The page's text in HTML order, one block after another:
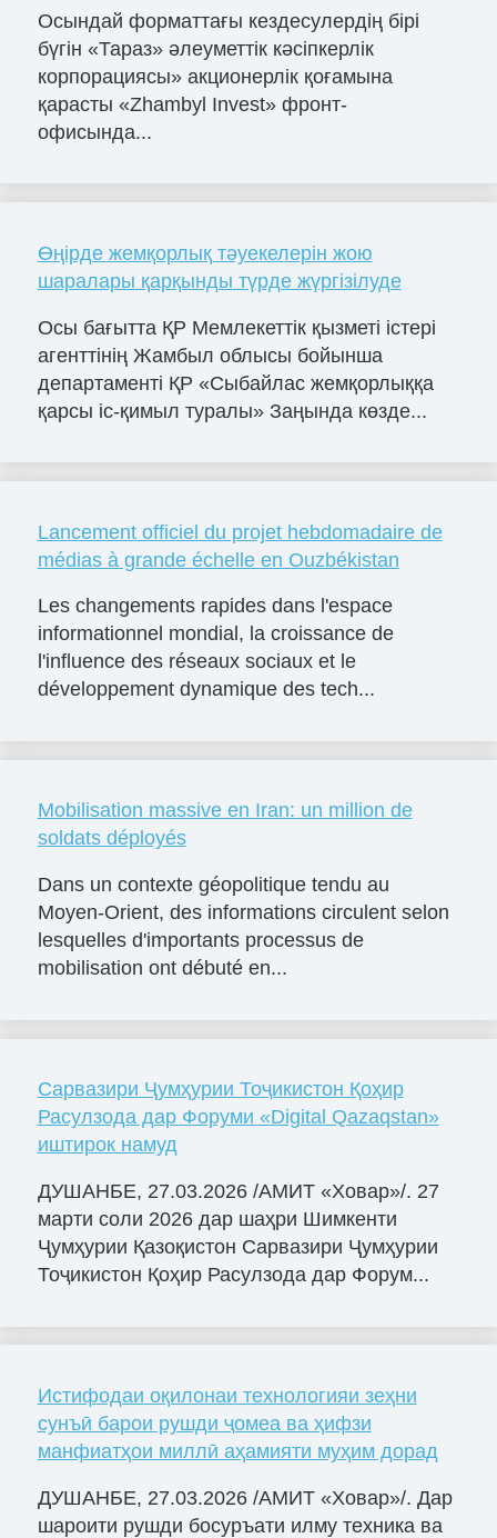
Осындай форматтағы кездесулердің бірі
бүгін «Тараз» әлеуметтік кәсіпкерлік
корпорациясы» акционерлік қоғамына
қарасты «Zhambyl Invest» фронт-
офисында...
Өңірде жемқорлық тәуекелерін жою
шаралары қарқынды түрде жүргізілуде
Осы бағытта ҚР Мемлекеттік қызметі істері
агенттінің Жамбыл облысы бойынша
департаменті ҚР «Сыбайлас жемқорлыққа
қарсы іс-қимыл туралы» Заңында көзде...
Lancement officiel du projet hebdomadaire de
médias à grande échelle en Ouzbékistan
Les changements rapides dans l'espace
informationnel mondial, la croissance de
l'influence des réseaux sociaux et le
développement dynamique des tech...
Mobilisation massive en Iran: un million de
soldats déployés
Dans un contexte géopolitique tendu au
Moyen-Orient, des informations circulent selon
lesquelles d'importants processus de
mobilisation ont débuté en...
Сарвазири Ҷумҳурии Тоҷикистон Қоҳир
Расулзода дар Форуми «Digital Qazaqstan»
иштирок намуд
ДУШАНБЕ, 27.03.2026 /АМИТ «Ховар»/. 27
марти соли 2026 дар шаҳри Шимкенти
Ҷумҳурии Қазоқистон Сарвазири Ҷумҳурии
Тоҷикистон Қоҳир Расулзода дар Форум...
Истифодаи оқилонаи технологияи зеҳни
сунъӣ барои рушди ҷомеа ва ҳифзи
манфиатҳои миллӣ аҳамияти муҳим дорад
ДУШАНБЕ, 27.03.2026 /АМИТ «Ховар»/. Дар
шароити рушди босуръати илму техника ва